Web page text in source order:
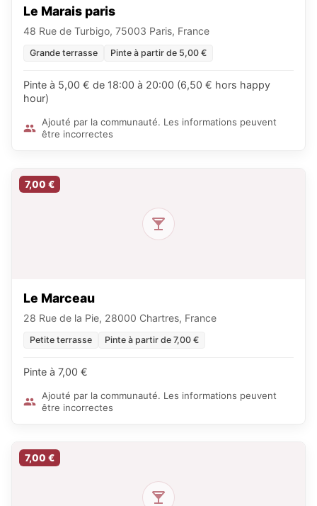
Le Marais paris
48 Rue de Turbigo, 75003 Paris, France
Grande terrasse Pinte à partir de 5,00 €
Pinte à 5,00 € de 18:00 à 20:00 (6,50 € hors happy
hour)
Ajouté par la communauté. Les informations peuvent
être incorrectes
7,00 €
Le Marceau
28 Rue de la Pie, 28000 Chartres, France
Petite terrasse Pinte à partir de 7,00 €
Pinte à 7,00 €
Ajouté par la communauté. Les informations peuvent
être incorrectes
7,00 €